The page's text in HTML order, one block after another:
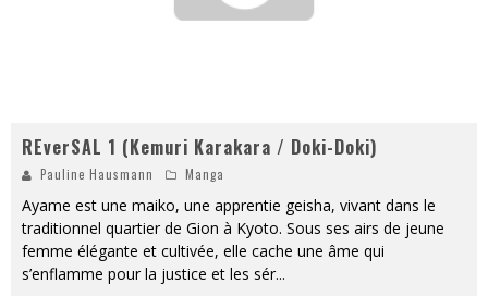
REverSAL 1 (Kemuri Karakara / Doki-Doki)
Pauline Hausmann Manga
Ayame est une maiko, une apprentie geisha, vivant dans le
traditionnel quartier de Gion à Kyoto. Sous ses airs de jeune
femme élégante et cultivée, elle cache une âme qui
s’enflamme pour la justice et les sér...